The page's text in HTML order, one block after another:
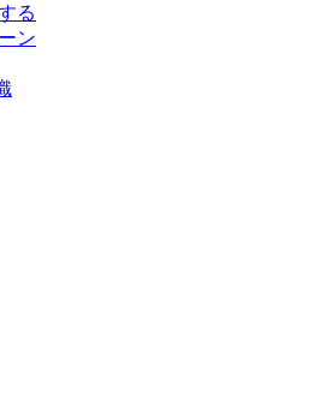
る
ン